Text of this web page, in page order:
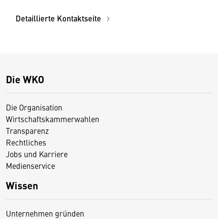
Detaillierte Kontaktseite
Die WKO
Die Organisation
Wirtschaftskammerwahlen
Transparenz
Rechtliches
Jobs und Karriere
Medienservice
Wissen
Unternehmen gründen